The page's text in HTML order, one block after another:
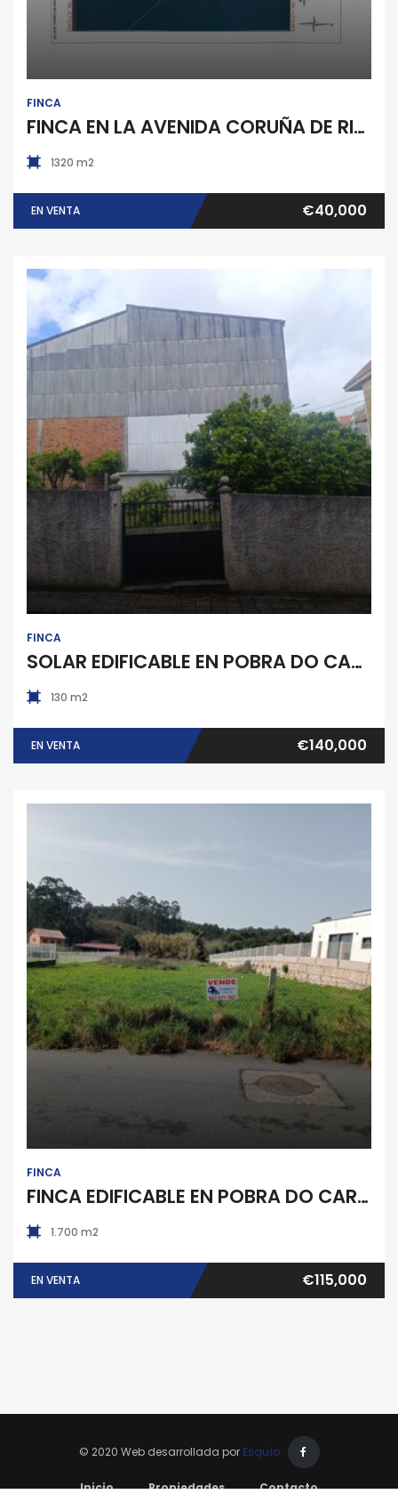
FINCA
FINCA EN LA AVENIDA CORUÑA DE RIBEIRA
1320 m2
EN VENTA €40,000
Finca
FINCA
SOLAR EDIFICABLE EN POBRA DO CARAMIÑAL
130 m2
EN VENTA €140,000
Finca
FINCA
FINCA EDIFICABLE EN POBRA DO CARAMIÑAL
1.700 m2
EN VENTA €115,000
© 2020 Web desarrollada por Esquío
Inicio Propiedades Contacto